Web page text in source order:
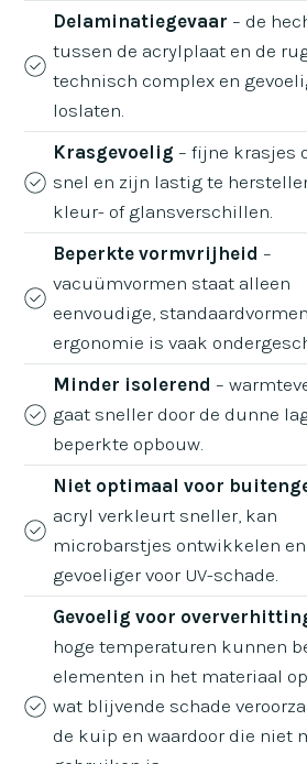
Delaminatiegevaar – de
tussen de acrylplaat en de
technisch complex en
loslaten.
Krasgevoelig – fijne krasjes
snel en zijn lastig te
kleur- of glansverschillen.
Beperkte vormvrijheid –
vacuümvormen staat alleen
eenvoudige,
ergonomie is vaak
Minder isolerend –
gaat sneller door de dunne
beperkte opbouw.
Niet optimaal voor
acryl verkleurt sneller, kan
microbarstjes ontwikkelen
gevoeliger voor UV-schade.
Gevoelig voor
hoge temperaturen kunnen
elementen in het materiaal
wat blijvende schade
de kuip en waardoor die niet